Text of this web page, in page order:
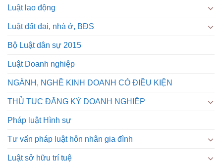
Luật lao động
Luật đất đai, nhà ở, BĐS
Bộ Luật dân sự 2015
Luật Doanh nghiệp
NGÀNH, NGHỀ KINH DOANH CÓ ĐIỀU KIỆN
THỦ TỤC ĐĂNG KÝ DOANH NGHIỆP
Pháp luật Hình sự
Tư vấn pháp luật hôn nhân gia đình
Luật sở hữu trí tuệ